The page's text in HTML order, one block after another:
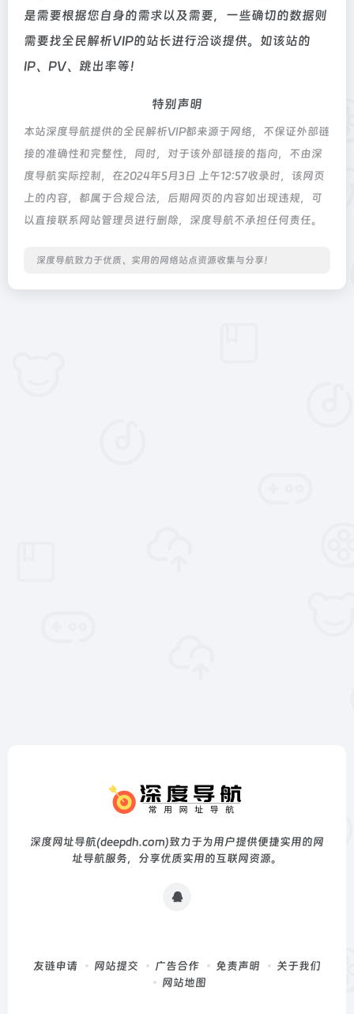
是需要根据您自身的需求以及需要，一些确切的数据则
需要找全民解析VIP的站长进行洽谈提供。如该站的
IP、PV、跳出率等！
特别声明
本站深度导航提供的全民解析VIP都来源于网络，不保证外部链
接的准确性和完整性，同时，对于该外部链接的指向，不由深
度导航实际控制，在2024年5月3日 上午12:57收录时，该网页
上的内容，都属于合规合法，后期网页的内容如出现违规，可
以直接联系网站管理员进行删除，深度导航不承担任何责任。
深度导航致力于优质、实用的网络站点资源收集与分享！
深度网址导航(deepdh.com)致力于为用户提供便捷实用的网
址导航服务，分享优质实用的互联网资源。
友链申请 网站提交 广告合作 免责声明
关于我们
网站地图